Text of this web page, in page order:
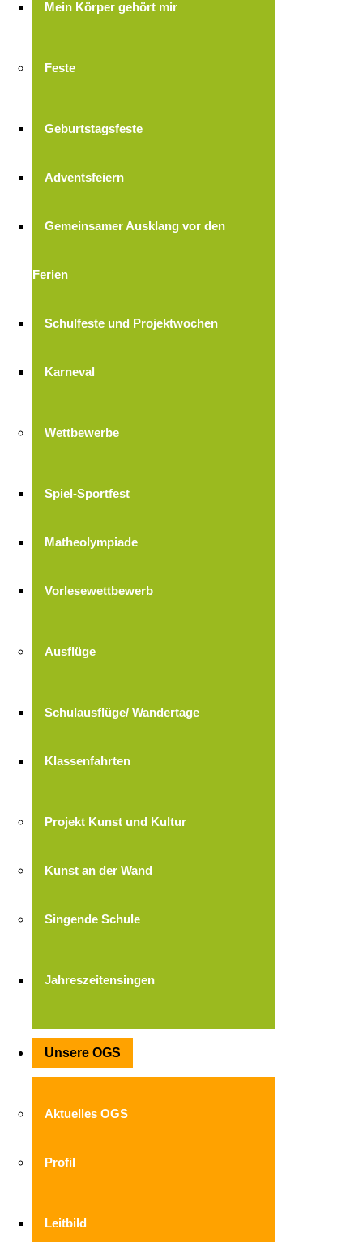
Mein Körper gehört mir
Feste
Geburtstagsfeste
Adventsfeiern
Gemeinsamer Ausklang vor den
Ferien
Schulfeste und Projektwochen
Karneval
Wettbewerbe
Spiel-Sportfest
Matheolympiade
Vorlesewettbewerb
Ausflüge
Schulausflüge/ Wandertage
Klassenfahrten
Projekt Kunst und Kultur
Kunst an der Wand
Singende Schule
Jahreszeitensingen
Unsere OGS
Aktuelles OGS
Profil
Leitbild